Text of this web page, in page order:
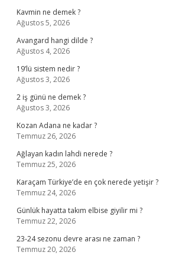
Kavmin ne demek ?
Ağustos 5, 2026
Avangard hangi dilde ?
Ağustos 4, 2026
19’lü sistem nedir ?
Ağustos 3, 2026
2 iş günü ne demek ?
Ağustos 3, 2026
Kozan Adana ne kadar ?
Temmuz 26, 2026
Ağlayan kadın lahdi nerede ?
Temmuz 25, 2026
Karaçam Türkiye’de en çok nerede yetişir ?
Temmuz 24, 2026
Günlük hayatta takım elbise giyilir mi ?
Temmuz 22, 2026
23-24 sezonu devre arası ne zaman ?
Temmuz 20, 2026